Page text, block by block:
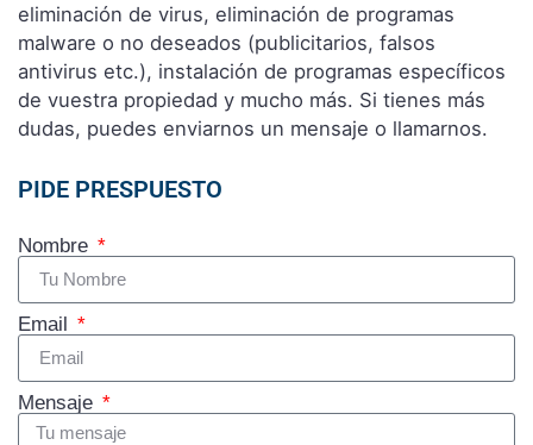
PIDE PRESPUESTO
Nombre
Email
Mensaje
eliminación de virus, eliminación de programas
malware o no deseados (publicitarios, falsos
antivirus etc.), instalación de programas específicos
de vuestra propiedad y mucho más. Si tienes más
dudas, puedes enviarnos un mensaje o llamarnos.